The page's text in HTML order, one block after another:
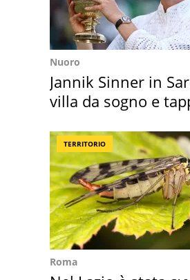
Nuoro
Jannik Sinner in
villa da sogno e
TERRITORIO
Roma